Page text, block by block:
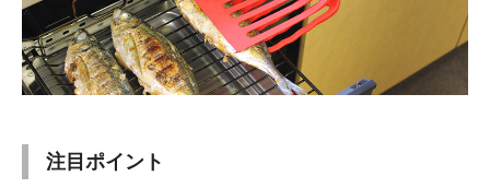
注目ポイント